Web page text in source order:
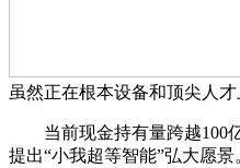
虽然正在根本设备和顶尖人
当前现金持有量跨越100亿
提出“小我超等智能”弘大愿